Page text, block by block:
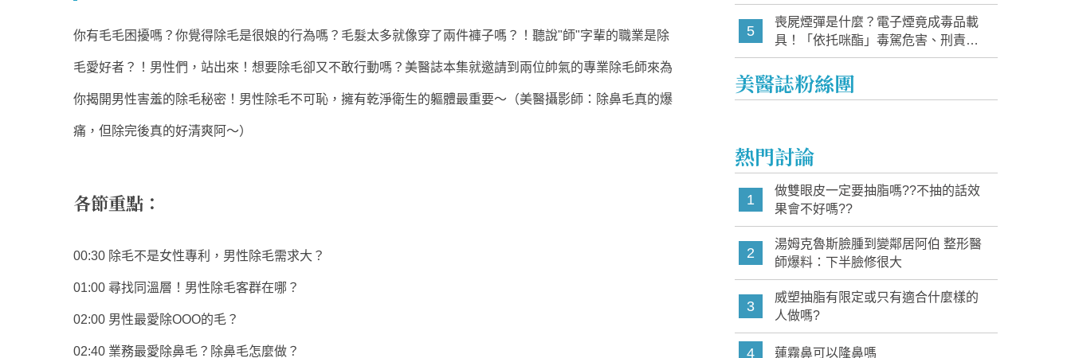
你有毛毛困擾嗎？你覺得除毛是很娘的行為嗎？毛髮太多就像穿了兩件褲子嗎？！聽說"師"字輩的職業是除
毛愛好者？！男性們，站出來！想要除毛卻又不敢行動嗎？美醫誌本集就邀請到兩位帥氣的專業除毛師來為
你揭開男性害羞的除毛秘密！男性除毛不可恥，擁有乾淨衛生的軀體最重要～（美醫攝影師：除鼻毛真的爆
痛，但除完後真的好清爽阿～）
各節重點：
00:30 除毛不是女性專利，男性除毛需求大？
01:00 尋找同溫層！男性除毛客群在哪？
02:00 男性最愛除OOO的毛？
02:40 業務最愛除鼻毛？除鼻毛怎麼做？
5
喪屍煙彈是什麼？電子煙竟成毒品載
具！「依托咪酯」毒駕危害、刑責與
家長必知警訊
美醫誌粉絲團
熱門討論
1
做雙眼皮一定要抽脂嗎??不抽的話效
果會不好嗎??
2
湯姆克魯斯臉腫到變鄰居阿伯 整形醫
師爆料：下半臉修很大
3
威塑抽脂有限定或只有適合什麼樣的
人做嗎?
4 蓮霧鼻可以隆鼻嗎